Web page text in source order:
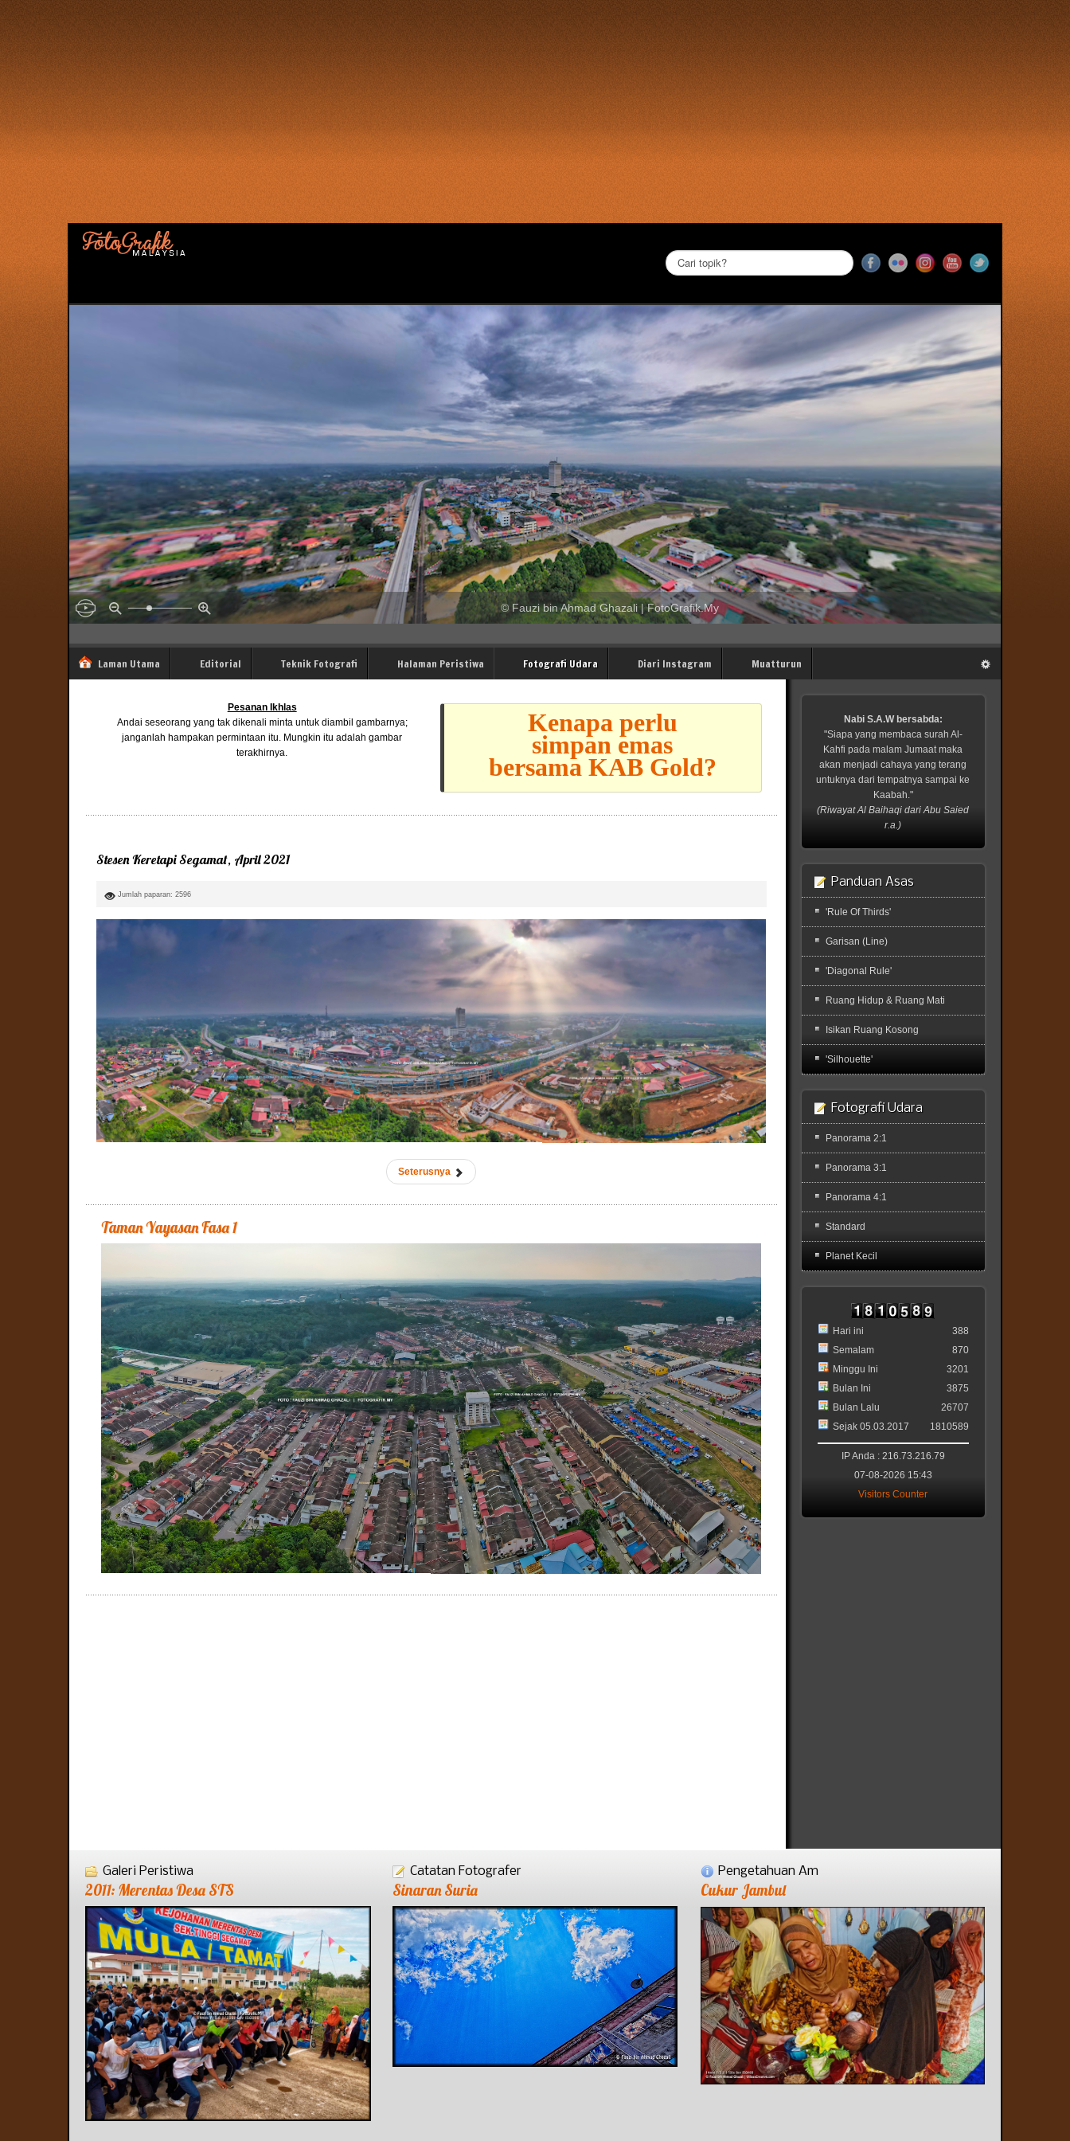
Cari...
© Fauzi bin Ahmad Ghazali | FotoGrafik.My
Laman Utama Editorial Teknik Fotografi Halaman Peristiwa Fotografi Udara Diari Instagram Muatturun
Pesanan Ikhlas
Andai seseorang yang tak dikenali minta untuk diambil gambarnya;
janganlah hampakan permintaan itu. Mungkin itu adalah gambar
terakhirnya.
Kenapa perlu
simpan emas
bersama KAB Gold?
Stesen Keretapi Segamat, April 2021
Jumlah paparan: 2596
Seterusnya
Taman Yayasan Fasa 1
Nabi S.A.W bersabda:
"Siapa yang membaca surah Al-
Kahfi pada malam Jumaat maka
akan menjadi cahaya yang terang
untuknya dari tempatnya sampai ke
Kaabah."
(Riwayat Al Baihaqi dari Abu Saied
r.a.)
Panduan Asas
'Rule Of Thirds'
Garisan (Line)
'Diagonal Rule'
Ruang Hidup & Ruang Mati
Isikan Ruang Kosong
'Silhouette'
Fotografi Udara
Panorama 2:1
Panorama 3:1
Panorama 4:1
Standard
Planet Kecil
Hari ini
Semalam
Minggu Ini
Bulan Ini
Bulan Lalu
Sejak 05.03.2017
388
870
3201
3875
26707
1810589
IP Anda : 216.73.216.79
07-08-2026 15:43
Visitors Counter
Galeri Peristiwa
2011: Merentas Desa STS
Catatan Fotografer
Sinaran Suria
Pengetahuan Am
Cukur Jambul